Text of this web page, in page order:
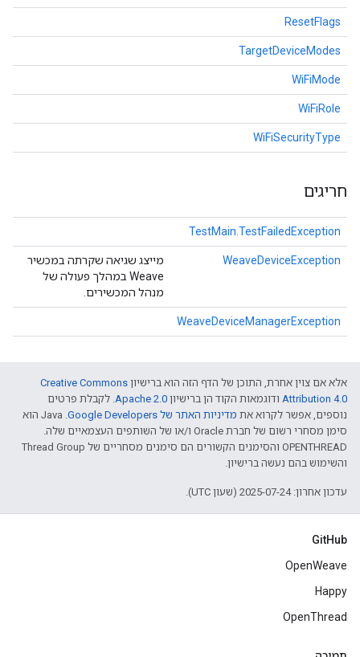
ResetFlags
TargetDeviceModes
WiFiMode
WiFiRole
WiFiSecurityType
חריגים
TestMain.TestFailedException
WeaveDeviceException
מייצג שגיאה שקרתה במכשיר
Weave במהלך פעולה של
מנהל המכשירים.
WeaveDeviceManagerException
אלא אם צוין אחרת, התוכן של הדף הזה הוא ברישיון Creative Commons
Attribution 4.0‏ ודוגמאות הקוד הן ברישיון Apache 2.0‏. לקבלת פרטים
נוספים, אפשר לקרוא את מדיניות האתר של Google Developers‏
.‏ Java הוא
סימן מסחרי רשום של חברת Oracle ו/או של השותפים העצמאיים שלה.
‫OPENTHREAD והסימנים הקשורים הם סימנים מסחריים של Thread Group
והשימוש בהם נעשה ברישיון.
עדכון אחרון: 2025-07-24 (שעון UTC).
GitHub
OpenWeave
Happy
OpenThread